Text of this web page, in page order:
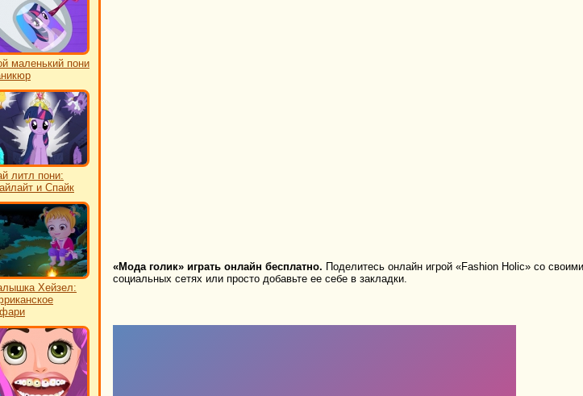
маленький пони
литл пони:
и Спайк
Хейзел:
«Мода голик» играть онлайн бесплатно. Поделитесь онлайн игрой «Fashion Holic» со
социальных сетях или просто добавьте ее себе в закладки.